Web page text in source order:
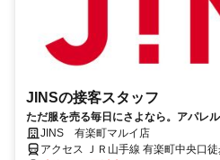
JINSの接客スタッフ
ただ服を売る毎日にさよなら。アパレ
ノの「専門技術職」へ。
JINS 有楽町マルイ店
アクセス ＪＲ山手線 有楽町中央口